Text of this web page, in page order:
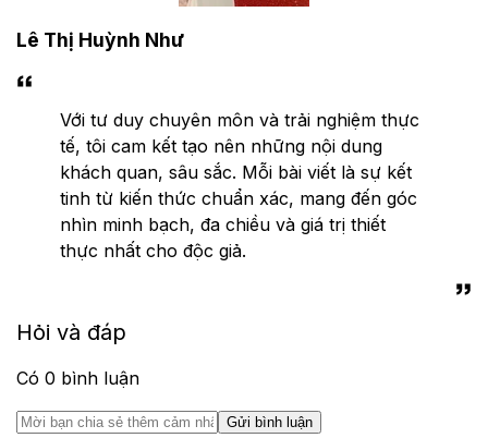
Lê Thị Huỳnh Như
Với tư duy chuyên môn và trải nghiệm thực
tế, tôi cam kết tạo nên những nội dung
khách quan, sâu sắc. Mỗi bài viết là sự kết
tinh từ kiến thức chuẩn xác, mang đến góc
nhìn minh bạch, đa chiều và giá trị thiết
thực nhất cho độc giả.
Hỏi và đáp
Có 0 bình luận
Gửi bình luận